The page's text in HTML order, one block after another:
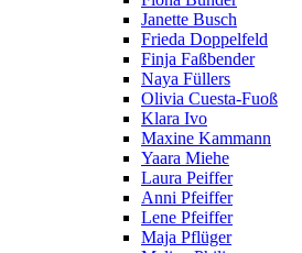
Janette Busch
Frieda Doppelfeld
Finja Faßbender
Naya Füllers
Olivia Cuesta-Fuoß
Klara Ivo
Maxine Kammann
Yaara Miehe
Laura Peiffer
Anni Pfeiffer
Lene Pfeiffer
Maja Pflüger